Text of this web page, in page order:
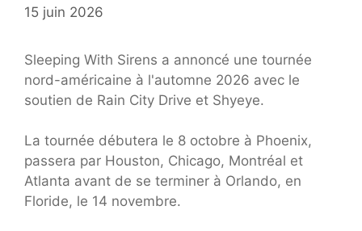
15 juin 2026
Sleeping With Sirens a annoncé une tournée
nord-américaine à l'automne 2026 avec le
soutien de Rain City Drive et Shyeye.
La tournée débutera le 8 octobre à Phoenix,
passera par Houston, Chicago, Montréal et
Atlanta avant de se terminer à Orlando, en
Floride, le 14 novembre.